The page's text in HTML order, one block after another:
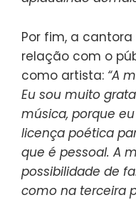
Por fim, a
relação com o
como artista: “A
Eu sou muito
música, porque
licença poética
que é pessoal. A
possibilidade de
como na terceira